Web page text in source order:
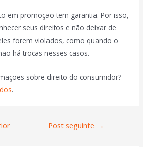
em promoção tem garantia. Por isso,
seus direitos e não deixar de
forem violados, como quando o
há trocas nesses casos.
sobre direito do consumidor?
.
Post seguinte →